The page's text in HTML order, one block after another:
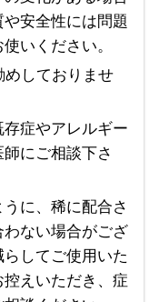
安全性には問題
いください。
めしておりませ
症やアレルギー
にご相談下さ
に、稀に配合さ
ない場合がござ
してご使用いた
えいただき、症